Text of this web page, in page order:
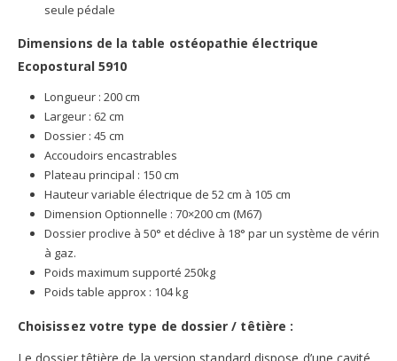
seule pédale
Dimensions de la table ostéopathie électrique
Ecopostural 5910
Longueur : 200 cm
Largeur : 62 cm
Dossier : 45 cm
Accoudoirs encastrables
Plateau principal : 150 cm
Hauteur variable électrique de 52 cm à 105 cm
Dimension Optionnelle : 70×200 cm (M67)
Dossier proclive à 50° et déclive à 18° par un système de vérin
à gaz.
Poids maximum supporté 250kg
Poids table approx : 104 kg
Choisissez votre type de dossier / têtière :